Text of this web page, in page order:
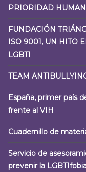
PRIORIDAD
FUNDACIÓN
ISO 9001, UN HITO
LGBTI
TEAM
España, primer país
frente al VIH
Cuadernillo de
Servicio de
prevenir la